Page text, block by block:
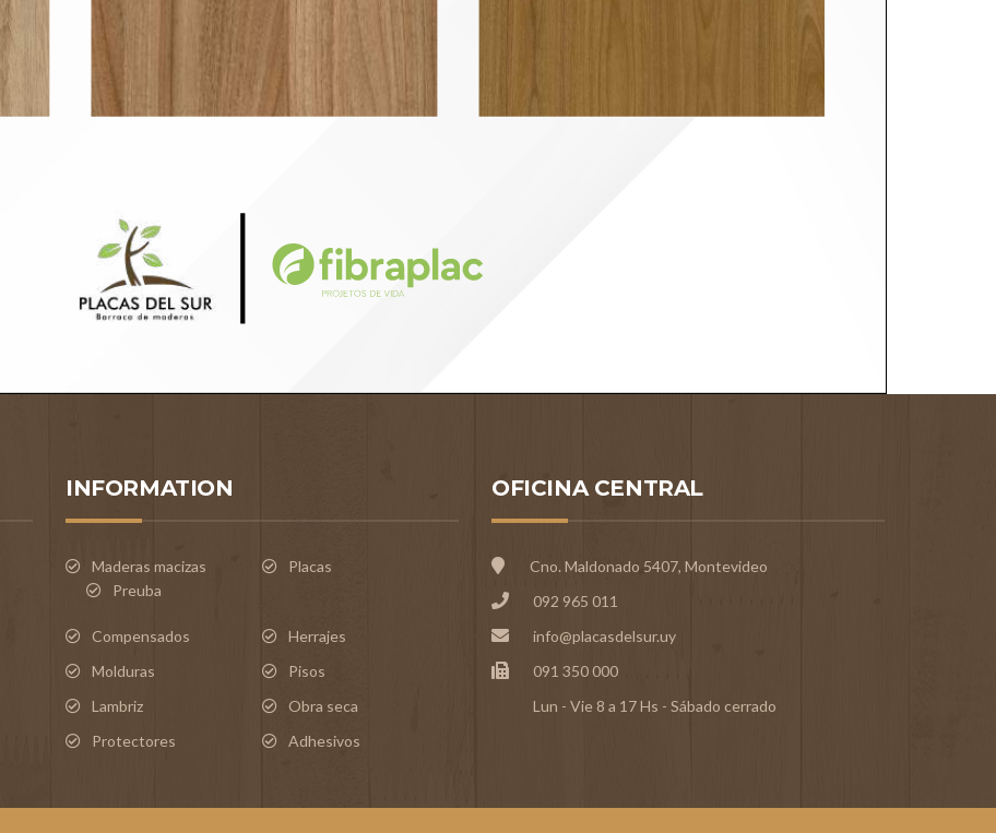
INFORMATION
Maderas macizas
Preuba
Placas
Compensados
Herrajes
Molduras
Pisos
Lambriz
Obra seca
Protectores
Adhesivos
OFICINA CENTRAL
Cno. Maldonado 5407, Montevideo
092 965 011
info@placasdelsur.uy
091 350 000
Lun - Vie 8 a 17 Hs - Sábado cerrado